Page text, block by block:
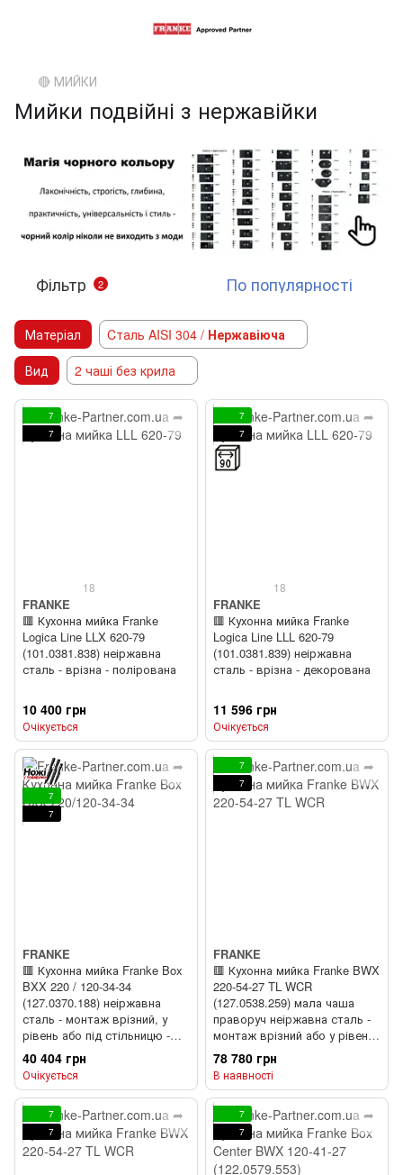
🔴 МИЙКИ
Мийки подвійні з нержавійки
Фільтр 2 По популярності
Матеріал Cталь AISI 304 / Нержавіюча
Вид
2 чаші без крила
7
7
18
FRANKE
🟥 Кухонна мийка Franke
Logica Line LLX 620-79
(101.0381.838) неіржавна
сталь - врізна - полірована
10 400 грн
Очікується
7
7
18
FRANKE
🟥 Кухонна мийка Franke
Logica Line LLL 620-79
(101.0381.839) неіржавна
сталь - врізна - декорована
11 596 грн
Очікується
7
7
FRANKE
🟥 Кухонна мийка Franke Box
BXX 220 / 120-34-34
(127.0370.188) неіржавна
сталь - монтаж врізний, у
рівень або під стільницю -
полірована
40 404 грн
Очікується
7
7
FRANKE
🟥 Кухонна мийка Franke BWX
220-54-27 TL WCR
(127.0538.259) мала чаша
праворуч неіржавна сталь -
монтаж врізний або у рівень
зі стільницею - полірована
78 780 грн
В наявності
7
7
7
7